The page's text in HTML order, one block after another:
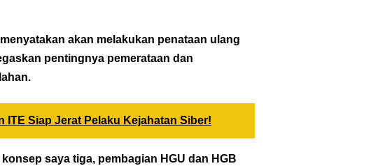
akan melakukan penataan ulang
pentingnya pemerataan dan
ITE Siap Jerat Pelaku Kejahatan Siber!
saya tiga, pembagian HGU dan HGB